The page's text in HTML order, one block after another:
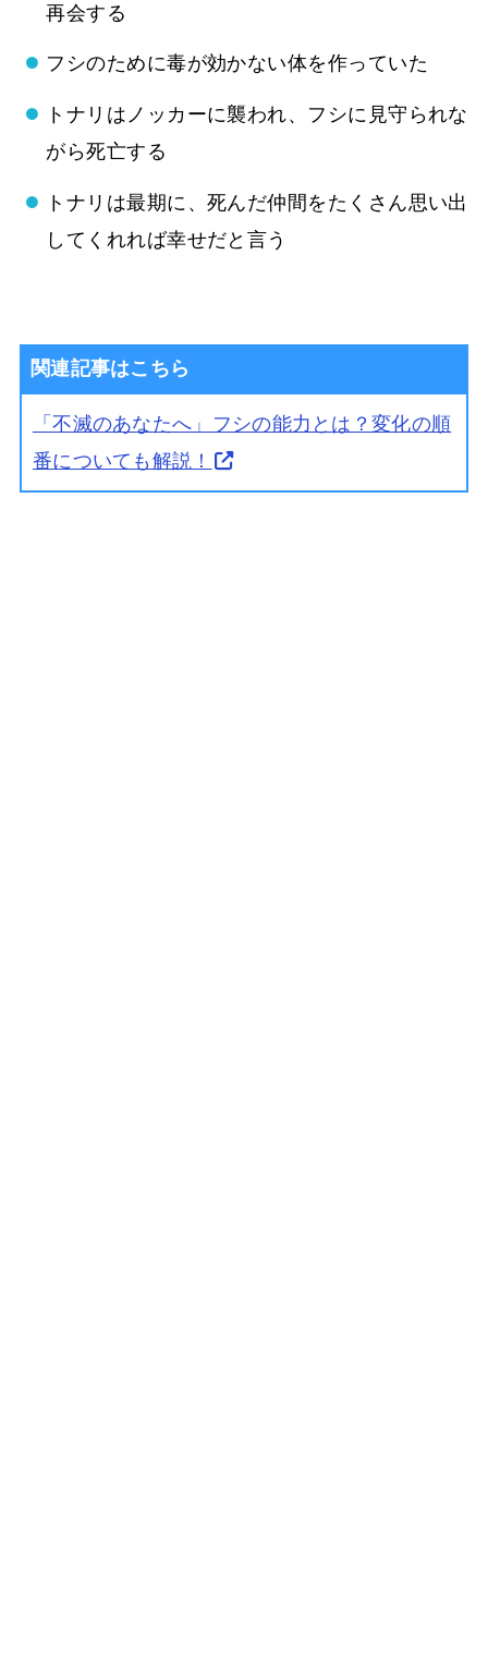
再会する
フシのために毒が効かない体を作っていた
トナリはノッカーに襲われ、フシに見守られな
がら死亡する
トナリは最期に、死んだ仲間をたくさん思い出
してくれれば幸せだと言う
関連記事はこちら
「不滅のあなたへ」フシの能力とは？変化の順
番についても解説！